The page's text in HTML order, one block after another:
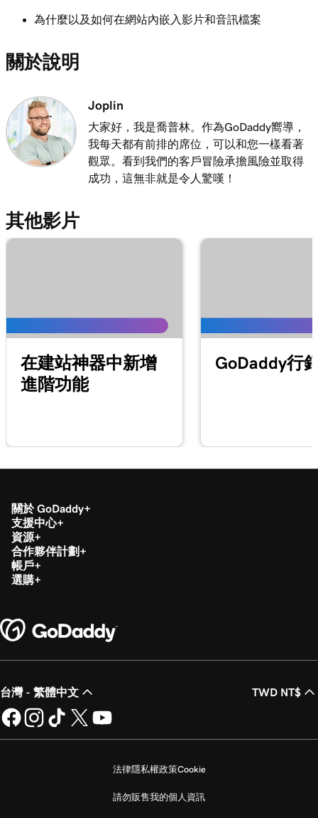
在網站內新增曲目或播放清單
為什麼以及如何在網站內嵌入影片和音訊檔案
關於說明
Joplin
大家好，我是喬普林。作為GoDaddy嚮導，
我每天都有前排的席位，可以和您一樣看著
觀眾。看到我們的客戶冒險承擔風險並取得
成功，這無非就是令人驚嘆！
其他影片
在建站神器中新增
進階功能
GoDaddy行
關於 GoDaddy
支援中心
資源
合作夥伴計劃
帳戶
選購
台灣 - 繁體中文 TWD NT$
法律隱私權政策Cookie
請勿販售我的個人資訊